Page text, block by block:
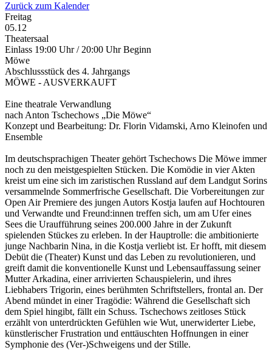
Zurück zum Kalender
Freitag
05.12
Theatersaal
Einlass 19:00 Uhr / 20:00 Uhr Beginn
Möwe
Abschlussstück des 4. Jahrgangs
MÖWE - AUSVERKAUFT
Eine theatrale Verwandlung
nach Anton Tschechows „Die Möwe“
Konzept und Bearbeitung: Dr. Florin Vidamski, Arno Kleinofen und
Ensemble
Im deutschsprachigen Theater gehört Tschechows Die Möwe immer
noch zu den meistgespielten Stücken. Die Komödie in vier Akten
kreist um eine sich im zaristischen Russland auf dem Landgut Sorins
ver­sammelnde Sommerfrische Gesellschaft. Die Vorbereitungen zur
Open Air Premiere des jungen Autors Kostja laufen auf Hochtouren
und Verwandte und Freund:innen treffen sich, um am Ufer eines
Sees die Uraufführung seines 200.000 Jahre in der Zukunft
spielenden Stückes zu erleben. In der Hauptrolle: die ambitionierte
junge Nachbarin Nina, in die Kostja verliebt ist. Er hofft, mit diesem
Debüt die (Theater) Kunst und das Leben zu revolutionieren, und
greift damit die konventionelle Kunst und Lebensauffassung seiner
Mutter Arkadina, einer arrivierten Schauspielerin, und ihres
Liebhabers Trigorin, eines berühmten Schriftstellers, frontal an. Der
Abend mündet in einer Tragödie: Während die Gesellschaft sich
dem Spiel hingibt, fällt ein Schuss. Tschechows zeitloses Stück
erzählt von unterdrückten Gefühlen wie Wut, unerwiderter Liebe,
künstlerischer Frustration und enttäuschten Hoffnungen in einer
Symphonie des (Ver-)Schweigens und der Stille.